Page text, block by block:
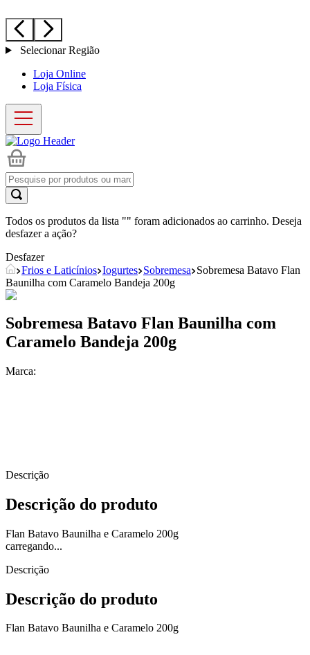
Selecionar Região
Loja Online
Loja Física
Todos os produtos da lista "" foram adicionados ao carrinho. Deseja
desfazer a ação?
Desfazer
Frios e Laticínios Iogurtes Sobremesa Sobremesa Batavo Flan
Baunilha com Caramelo Bandeja 200g
Sobremesa Batavo Flan Baunilha com
Caramelo Bandeja 200g
Marca:
Descrição
Descrição do produto
Flan Batavo Baunilha e Caramelo 200g
carregando...
Descrição
Descrição do produto
Flan Batavo Baunilha e Caramelo 200g